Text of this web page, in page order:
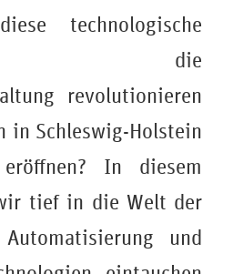
technologische
die
revolutionieren
in Schleswig-Holstein
In diesem
tief in die Welt der
und